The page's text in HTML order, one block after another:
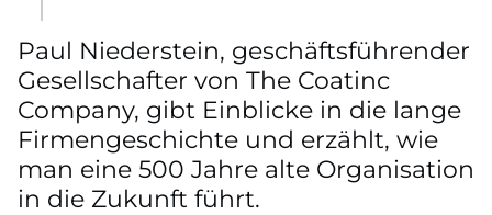
Paul Niederstein, geschäftsführender
Gesellschafter von The Coatinc
Company, gibt Einblicke in die lange
Firmengeschichte und erzählt, wie
man eine 500 Jahre alte Organisation
in die Zukunft führt.